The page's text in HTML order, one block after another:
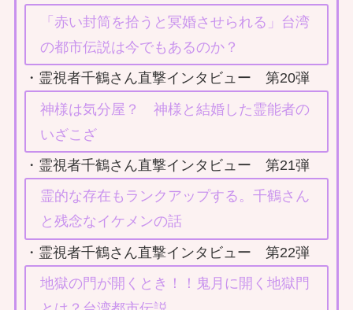
「赤い封筒を拾うと冥婚させられる」台湾
の都市伝説は今でもあるのか？
・霊視者千鶴さん直撃インタビュー 第20弾
神様は気分屋？ 神様と結婚した霊能者の
いざこざ
・霊視者千鶴さん直撃インタビュー 第21弾
霊的な存在もランクアップする。千鶴さん
と残念なイケメンの話
・霊視者千鶴さん直撃インタビュー 第22弾
地獄の門が開くとき！！鬼月に開く地獄門